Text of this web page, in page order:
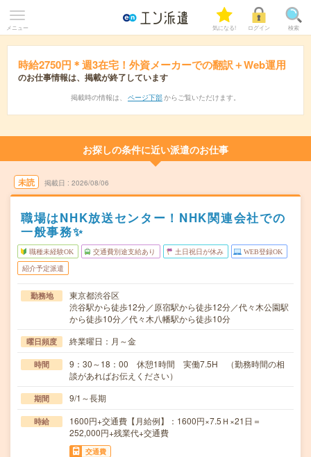
メニュー 気になる! ログイン 検索
時給2750円＊週3在宅！外資メーカーでの翻訳＋Web運用
のお仕事情報は、掲載が終了しています
掲載時の情報は、 ページ下部 からご覧いただけます。
お探しの条件に近い派遣のお仕事
未読 掲載日 2026/08/06
職場はNHK放送センター！NHK関連会社での
一般事務✨
職種未経験OK 交通費別途支給あり 土日祝日が休み WEB登録OK
紹介予定派遣
勤務地
東京都渋谷区
渋谷駅から徒歩12分／原宿駅から徒歩12分／代々木公園駅
から徒歩10分／代々木八幡駅から徒歩10分
曜日頻度 終業曜日：月～金
時間
9：30～18：00 休憩1時間 実働7.5H （勤務時間の相
談があればお伝えください）
期間 9/1～長期
時給
1600円+交通費【月給例】：1600円×7.5Ｈ×21日＝
252,000円+残業代+交通費
交通費